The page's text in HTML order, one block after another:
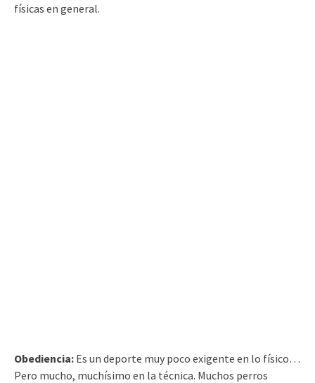
físicas en general.
Obediencia: Es un deporte muy poco exigente en lo físico…
Pero mucho, muchísimo en la técnica. Muchos perros